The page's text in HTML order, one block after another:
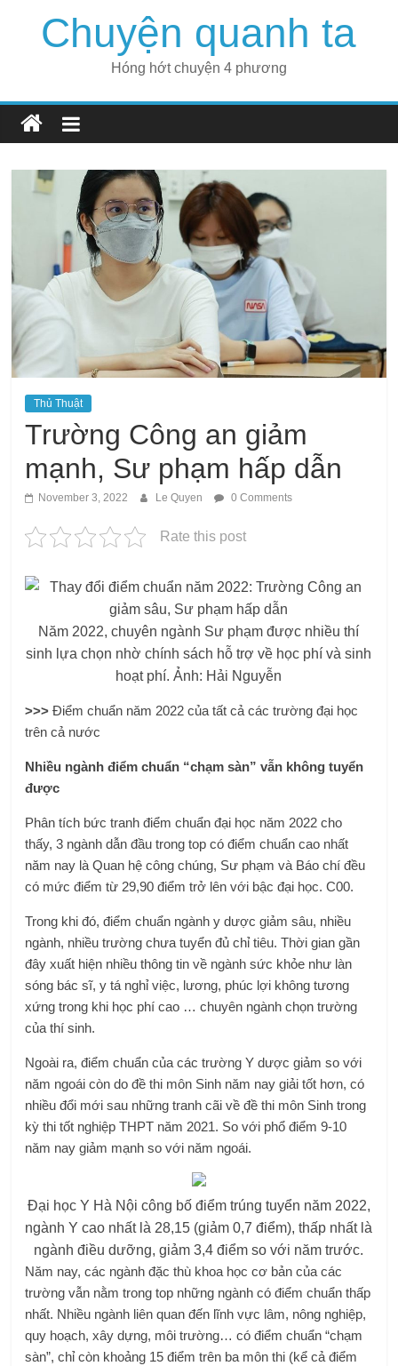
Chuyện quanh ta
Hóng hớt chuyện 4 phương
Thủ Thuật
Trường Công an giảm
mạnh, Sư phạm hấp dẫn
November 3, 2022 Le Quyen 0 Comments
Rate this post
Năm 2022, chuyên ngành Sư phạm được nhiều thí
sinh lựa chọn nhờ chính sách hỗ trợ về học phí và sinh
hoạt phí. Ảnh: Hải Nguyễn
>>>Điểm chuẩn năm 2022 của tất cả các trường đại học
trên cả nước
Nhiều ngành điểm chuẩn “chạm sàn” vẫn không tuyển
được
Phân tích bức tranh điểm chuẩn đại học năm 2022 cho
thấy, 3 ngành dẫn đầu trong top có điểm chuẩn cao nhất
năm nay là Quan hệ công chúng, Sư phạm và Báo chí đều
có mức điểm từ 29,90 điểm trở lên với bậc đại học. C00.
Trong khi đó, điểm chuẩn ngành y dược giảm sâu, nhiều
ngành, nhiều trường chưa tuyển đủ chỉ tiêu. Thời gian gần
đây xuất hiện nhiều thông tin về ngành sức khỏe như làn
sóng bác sĩ, y tá nghỉ việc, lương, phúc lợi không tương
xứng trong khi học phí cao … chuyên ngành chọn trường
của thí sinh.
Ngoài ra, điểm chuẩn của các trường Y dược giảm so với
năm ngoái còn do đề thi môn Sinh năm nay giải tốt hơn, có
nhiều đổi mới sau những tranh cãi về đề thi môn Sinh trong
kỳ thi tốt nghiệp THPT năm 2021. So với phổ điểm 9-10
năm nay giảm mạnh so với năm ngoái.
Đại học Y Hà Nội công bố điểm trúng tuyển năm 2022,
ngành Y cao nhất là 28,15 (giảm 0,7 điểm), thấp nhất là
ngành điều dưỡng, giảm 3,4 điểm so với năm trước.
Năm nay, các ngành đặc thù khoa học cơ bản của các
trường vẫn nằm trong top những ngành có điểm chuẩn thấp
nhất. Nhiều ngành liên quan đến lĩnh vực lâm, nông nghiệp,
quy hoạch, xây dựng, môi trường… có điểm chuẩn “chạm
sàn”, chỉ còn khoảng 15 điểm trên ba môn thi (kể cả điểm